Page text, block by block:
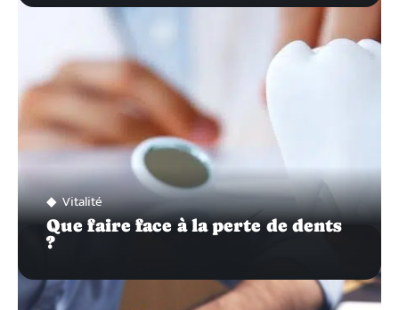
Vitalité
Que faire face à la perte de dents
?